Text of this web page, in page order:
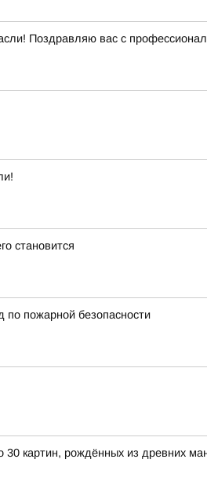
Поздравляю вас с
становится
по пожарной безопасности
картин, рождённых из древних